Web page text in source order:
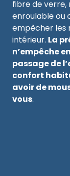
fibre de
enroulable ou
empêcher les
intérieur. La
n’empêche
passage de
confort
avoir de
vous.